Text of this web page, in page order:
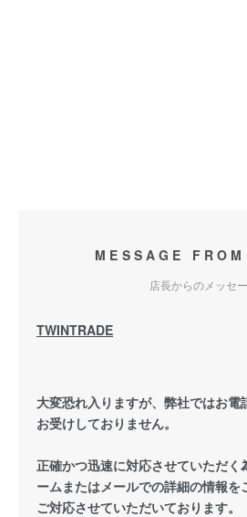
MESSAGE
店長からのメッセ
TWINTRADE
大変恐れ入りますが、弊社ではお電
お受けしておりません。
正確かつ迅速に対応させていただく
ームまたはメールでの詳細の情報を
ご対応させていただいております。